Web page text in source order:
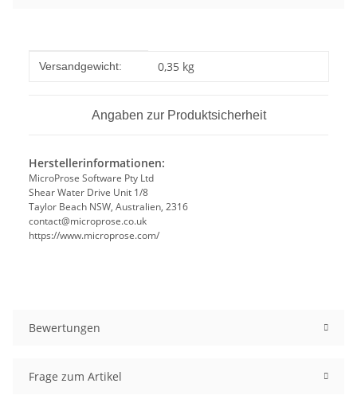
Produkteigenschaft
Wert
Versandgewicht: 0,35 kg
Angaben zur Produktsicherheit
Herstellerinformationen:
MicroProse Software Pty Ltd
Shear Water Drive Unit 1/8
Taylor Beach NSW, Australien, 2316
contact@microprose.co.uk
https://www.microprose.com/
Bewertungen
Frage zum Artikel